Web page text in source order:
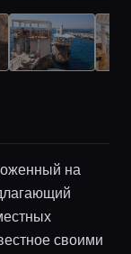
на
своими